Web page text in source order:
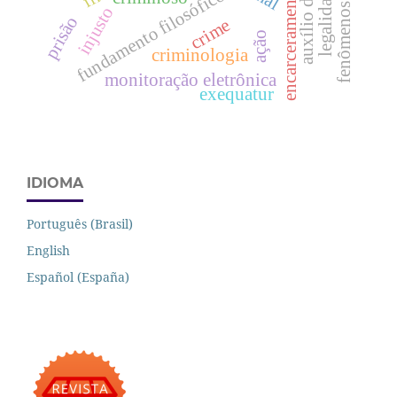
ação
crime
fundamento filosófico
criminologia
injusto
monitoração eletrônica
exequatur
legalidade
prisão
IDIOMA
Português (Brasil)
English
Español (España)